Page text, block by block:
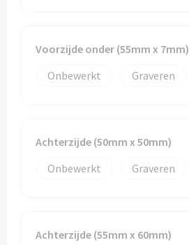
Voorzijde onder (55mm x 7mm)
Onbewerkt
Graveren
Achterzijde (50mm x 50mm)
Onbewerkt
Graveren
Achterzijde (55mm x 60mm)